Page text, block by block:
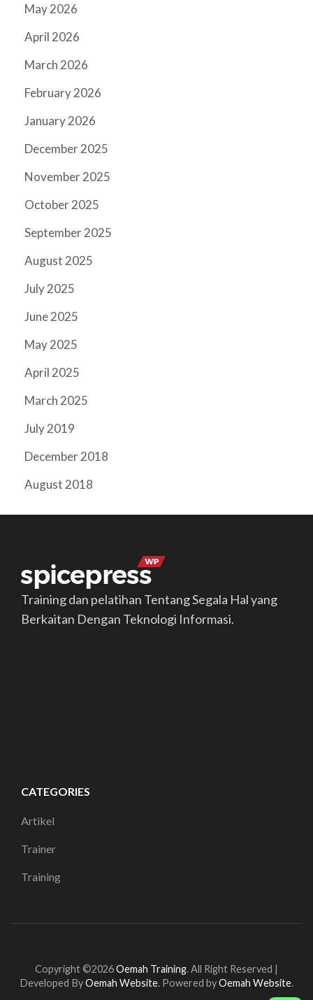
May 2026
April 2026
March 2026
February 2026
January 2026
December 2025
November 2025
October 2025
September 2025
August 2025
July 2025
June 2025
May 2025
April 2025
March 2025
July 2019
December 2018
August 2018
Training dan pelatihan Tentang Segala Hal yang
Berkaitan Dengan Teknologi Informasi.
CATEGORIES
Artikel
Trainer
Training
Copyright ©2026Oemah Training.All Right Reserved |
Developed ByOemah Website. Powered byOemah Website.